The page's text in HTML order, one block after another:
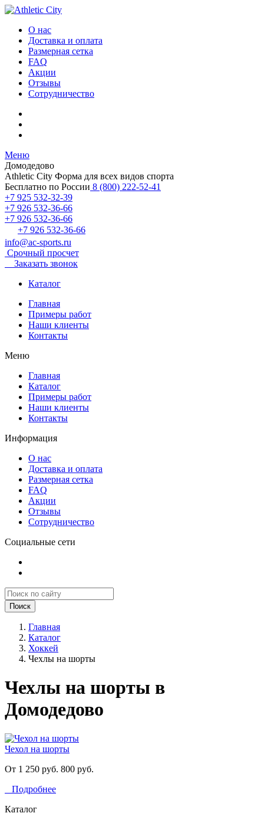
О нас
Доставка и оплата
Размерная сетка
FAQ
Акции
Отзывы
Сотрудничество
Меню
Домодедово
Athletic City Форма для всех видов спорта
Бесплатно по России 8 (800) 222-52-41
+7 925 532-32-39
+7 926 532-36-66
+7 926 532-36-66
+7 926 532-36-66
info@ac-sports.ru
Срочный просчет
Заказать звонок
Каталог
Главная
Примеры работ
Наши клиенты
Контакты
Меню
Главная
Каталог
Примеры работ
Наши клиенты
Контакты
Информация
О нас
Доставка и оплата
Размерная сетка
FAQ
Акции
Отзывы
Сотрудничество
Социальные сети
Поиск
Главная
Каталог
Хоккей
Чехлы на шорты
Чехлы на шорты в
Домодедово
Чехол на шорты
От 1 250 руб. 800 руб.
Подробнее
Каталог